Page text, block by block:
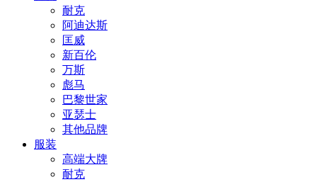
耐克
阿迪达斯
匡威
新百伦
万斯
彪马
巴黎世家
亚瑟士
其他品牌
服装
高端大牌
耐克